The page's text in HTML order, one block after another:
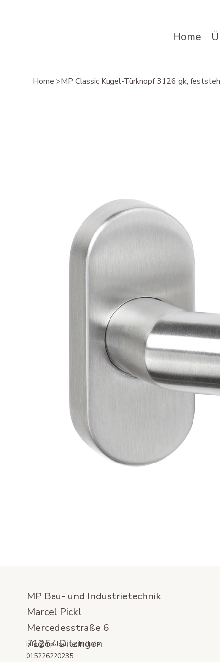
Home
Home >MP Classic Kugel-Türknopf 3126 gk,
MP Bau- und Industrietechnik
Marcel Pickl
Mercedesstraße 6
71254 Ditzingen
info@mp-bautechnik.de
015226220235